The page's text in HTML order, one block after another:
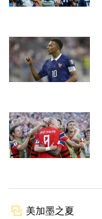
美加墨之夏